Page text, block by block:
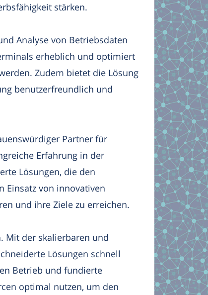
stärken.
Analyse von Betriebsdaten
erheblich und optimiert
Zudem bietet die Lösung
benutzerfreundlich und
Partner für
Erfahrung in der
Lösungen, die den
Einsatz von innovativen
und ihre Ziele zu erreichen.
Mit der skalierbaren und
Lösungen schnell
Betrieb und fundierte
optimal nutzen, um den